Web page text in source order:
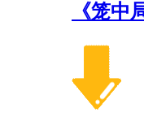
《笼中